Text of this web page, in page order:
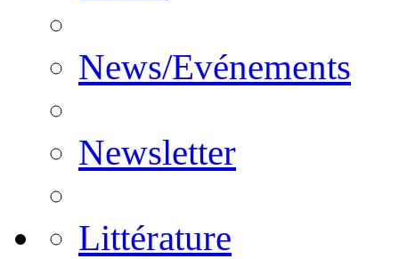
News/Evénements
Newsletter
Littérature